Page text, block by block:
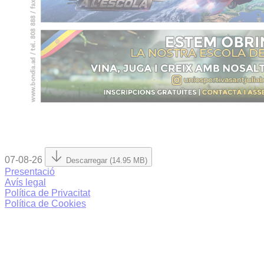
07-08-26 Descarregar (14.95 MB)
Presentació
Avís legal
Política de Privacitat
Política de Cookies